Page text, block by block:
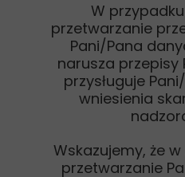
W
przetwarzanie
Pani/Pana
narusza przepisy
przysługuje
wniesienia
Wskazujemy, że
przetwarzanie